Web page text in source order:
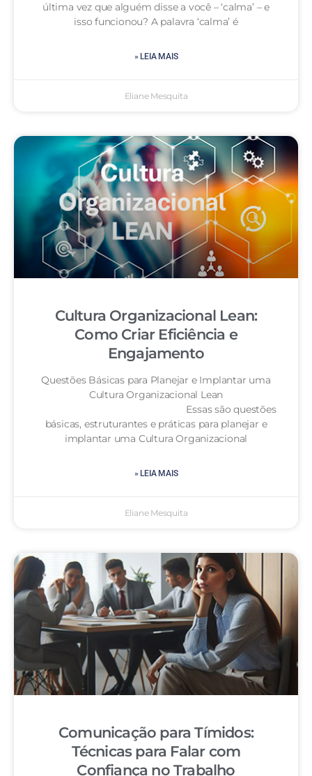
última vez que alguém disse a você – ‘calma’ – e
isso funcionou? A palavra ‘calma’ é
» LEIA MAIS
Eliane Mesquita
Cultura Organizacional Lean:
Como Criar Eficiência e
Engajamento
Questões Básicas para Planejar e Implantar uma
Cultura Organizacional Lean
Essas são questões
básicas, estruturantes e práticas para planejar e
implantar uma Cultura Organizacional
» LEIA MAIS
Eliane Mesquita
Comunicação para Tímidos:
Técnicas para Falar com
Confiança no Trabalho